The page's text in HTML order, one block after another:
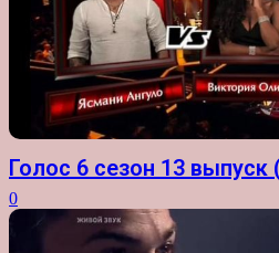
Голос 6 сезон 13 выпуск
0